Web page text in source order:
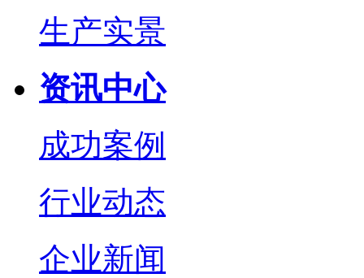
生产实景
资讯中心
成功案例
行业动态
企业新闻